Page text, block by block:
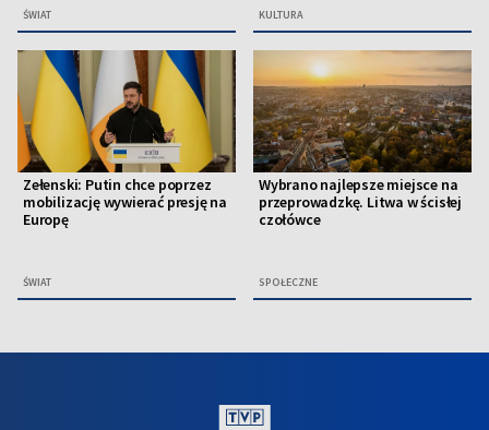
ŚWIAT KULTURA
Zełenski: Putin chce poprzez
mobilizację wywierać presję na
Europę
ŚWIAT
Wybrano najlepsze miejsce na
przeprowadzkę. Litwa w ścisłej
czołówce
SPOŁECZNE